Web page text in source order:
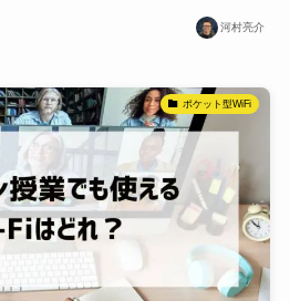
河村亮介
ポケット型WiFi